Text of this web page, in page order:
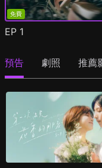
免費
EP 1
預告 劇照 推薦